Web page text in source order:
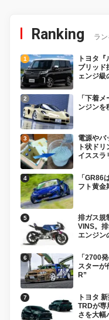
Ranking ラ
トヨタ
ブリッド
ェンジ級
「下着
ンジンを
電源やバ
ト状ド
イススラ
「GR86
フト黄金
排ガス規
VINS。
エンジン
「2700
スターが
R”
トヨタ
TRDが専
さを大幅